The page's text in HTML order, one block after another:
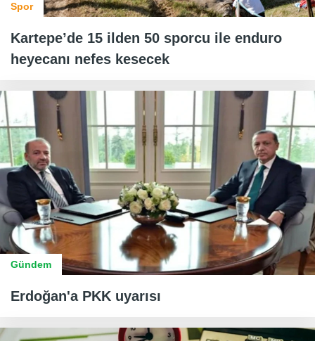
Spor
Kartepe’de 15 ilden 50 sporcu ile enduro
heyecanı nefes kesecek
Gündem
Erdoğan'a PKK uyarısı